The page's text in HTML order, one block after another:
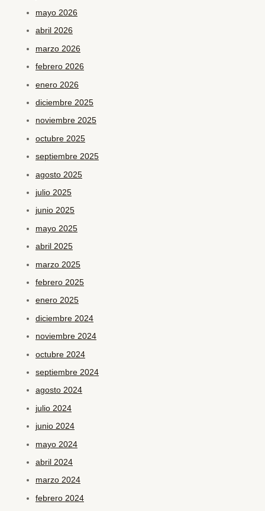
mayo 2026
abril 2026
marzo 2026
febrero 2026
enero 2026
diciembre 2025
noviembre 2025
octubre 2025
septiembre 2025
agosto 2025
julio 2025
junio 2025
mayo 2025
abril 2025
marzo 2025
febrero 2025
enero 2025
diciembre 2024
noviembre 2024
octubre 2024
septiembre 2024
agosto 2024
julio 2024
junio 2024
mayo 2024
abril 2024
marzo 2024
febrero 2024